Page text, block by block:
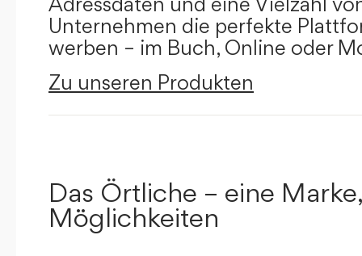
Unternehmen die perfekte
werben – im Buch, Online oder
Zu unseren Produkten
Das Örtliche – eine
Möglichkeiten